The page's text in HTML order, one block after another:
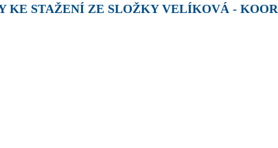
KE STAŽENÍ ZE SLOŽKY VELÍKOVÁ -